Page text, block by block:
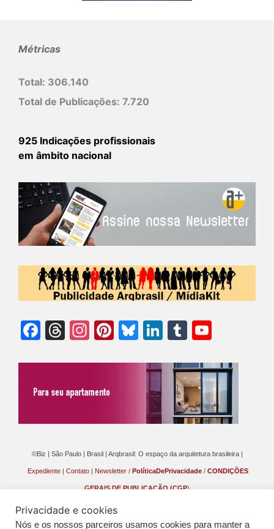
Métricas
Total: 306.140
Total de Publicações: 7.720
925 Indicações profissionais
em âmbito nacional
Facebook
Threads
Instagram
Pinterest
Bluesky
LinkedIn
Tumblr
©Biz | São Paulo | Brasil | Arqbrasil: O espaço da arquitetura brasileira |
Expediente | Contato | Newsletter / PolíticaDePrivacidade / CONDIÇÕES
GERAIS DE PUBLICAÇÃO (CGP)
Privacidade e cookies
Nós e os nossos parceiros usamos cookies para manter a